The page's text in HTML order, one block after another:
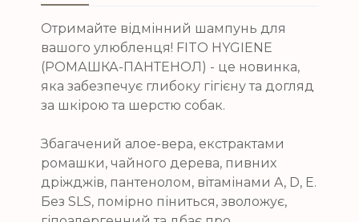
Отримайте відмінний шампунь для
вашого улюбленця! FITO HYGIENE
(РОМАШКА-ПАНТЕНОЛ) - це новинка,
яка забезпечує глибоку гігієну та догляд
за шкірою та шерстю собак.
Збагачений алое-вера, екстрактами
ромашки, чайного дерева, пивних
дріжджів, пантенолом, вітамінами A, D, E.
Без SLS, помірно піниться, зволожує,